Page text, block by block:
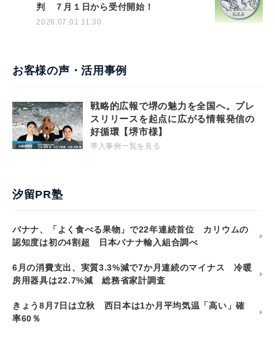
判 ７月１日から受付開始！
2026.07.01 11:30
お客様の声・活用事例
戦略的広報で堺の魅力を全国へ。プレ
スリリースを起点に広がる情報発信の
好循環【堺市様】
導入事例一覧を見る
汐留PR塾
バナナ、「よく食べる果物」で22年連続首位 カリウムの
認知度は初の4割超 日本バナナ輸入組合調べ
6月の消費支出、実質3.3%減で7か月連続のマイナス 冷暖
房用器具は22.7%減 総務省家計調査
きょう8月7日は立秋 西日本は1か月平均気温「高い」確
率60％